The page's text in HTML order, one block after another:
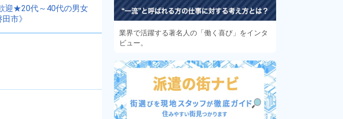
迎★20代～40代の男女
市》
業界で活躍する著名人の「働く喜び」をインタ
ビュー。